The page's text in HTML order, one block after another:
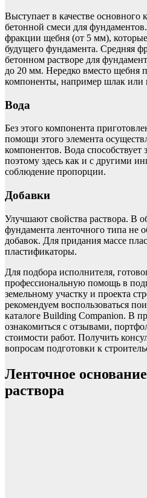
Выступает в качестве основного
бетонной смеси для
фракции щебня (от 5 мм), которые
будущего фундамента. Средняя
бетонном растворе для
до 20 мм. Нередко вместо щебня
компоненты, например шлак или
Вода
Без этого компонента
помощи этого элемента
компонентов. Вода способствует
поэтому здесь как и с другими
соблюдение пропорции.
Добавки
Улучшают свойства раствора. В
фундамента ленточного типа не
добавок. Для придания массе
пластификаторы.
Для подбора исполнителя,
профессиональную помощь в
земельному участку и проекта
рекомендуем воспользоваться
каталоге Building Companion. В
ознакомиться с отзывами,
стоимости работ. Получить
вопросам подготовки к
Ленточное
раствора